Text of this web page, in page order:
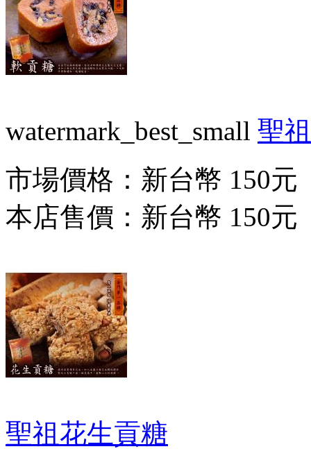
watermark_best_small 聖
市場價格： 新台幣 150元
本店售價： 新台幣 150元
聖祖花生貢糖